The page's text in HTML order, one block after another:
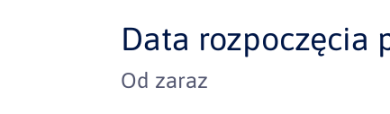
Data rozpoczęcia
Od zaraz